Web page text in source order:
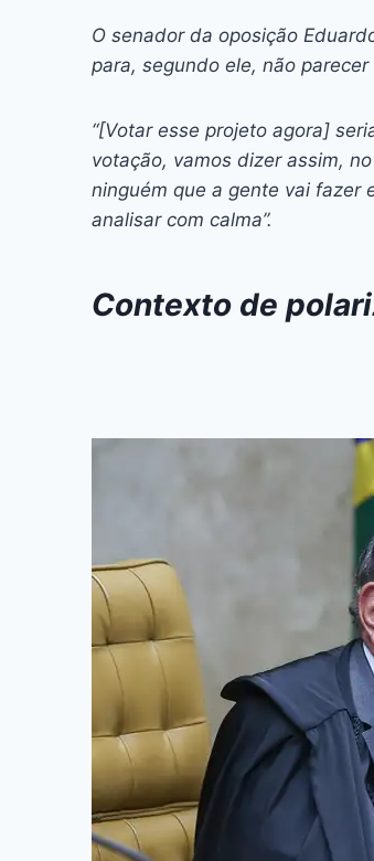
O senador da oposição
para, segundo ele, não
“[Votar esse projeto agora]
votação, vamos dizer assim,
ninguém que a gente vai fazer
analisar com calma”.
Contexto de